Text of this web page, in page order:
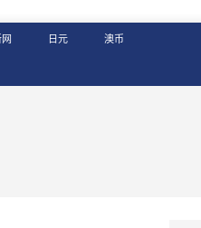
日元 澳币